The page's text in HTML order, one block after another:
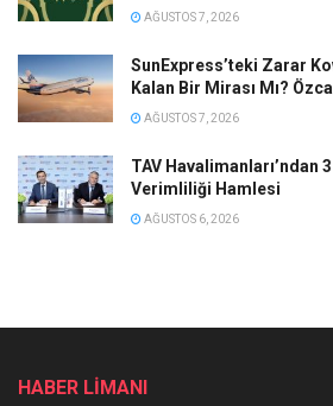
AĞUSTOS 7, 2026
SunExpress’teki Zarar
Kalan Bir Mirası Mı?
AĞUSTOS 7, 2026
TAV Havalimanları’ndan
Verimliliği Hamlesi
AĞUSTOS 6, 2026
HABER LİMANI